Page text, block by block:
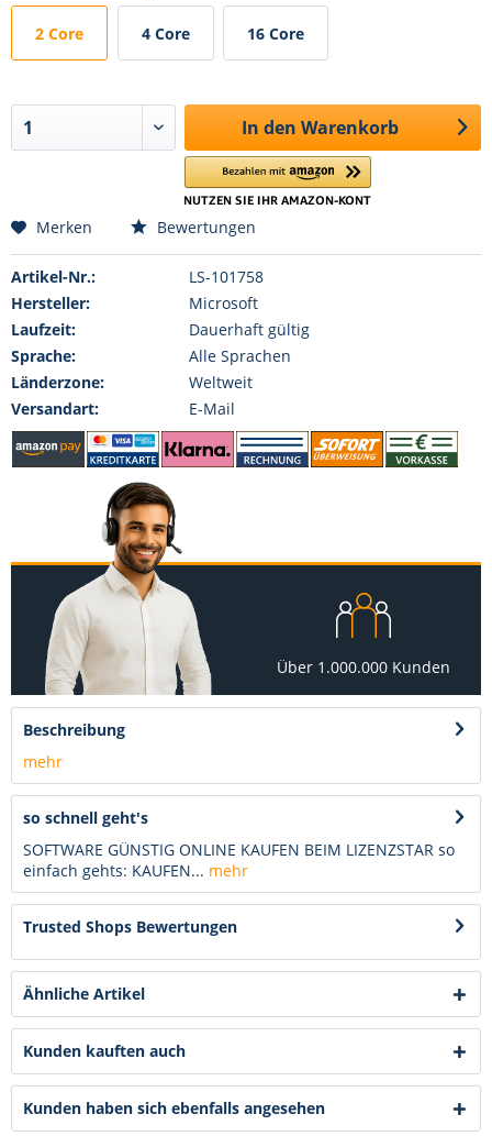
2 Core 4 Core 16 Core
In den Warenkorb
Merken Bewertungen
Artikel-Nr.:
LS-101758
Hersteller:
Microsoft
Laufzeit:
Dauerhaft gültig
Sprache:
Alle Sprachen
Länderzone:
Weltweit
Versandart:
E-Mail
Über 1.000.000 Kunden
Beschreibung
mehr
so schnell geht's
SOFTWARE GÜNSTIG ONLINE KAUFEN BEIM LIZENZSTAR so
einfach gehts: KAUFEN... mehr
Trusted Shops Bewertungen
Ähnliche Artikel
Kunden kauften auch
Kunden haben sich ebenfalls angesehen